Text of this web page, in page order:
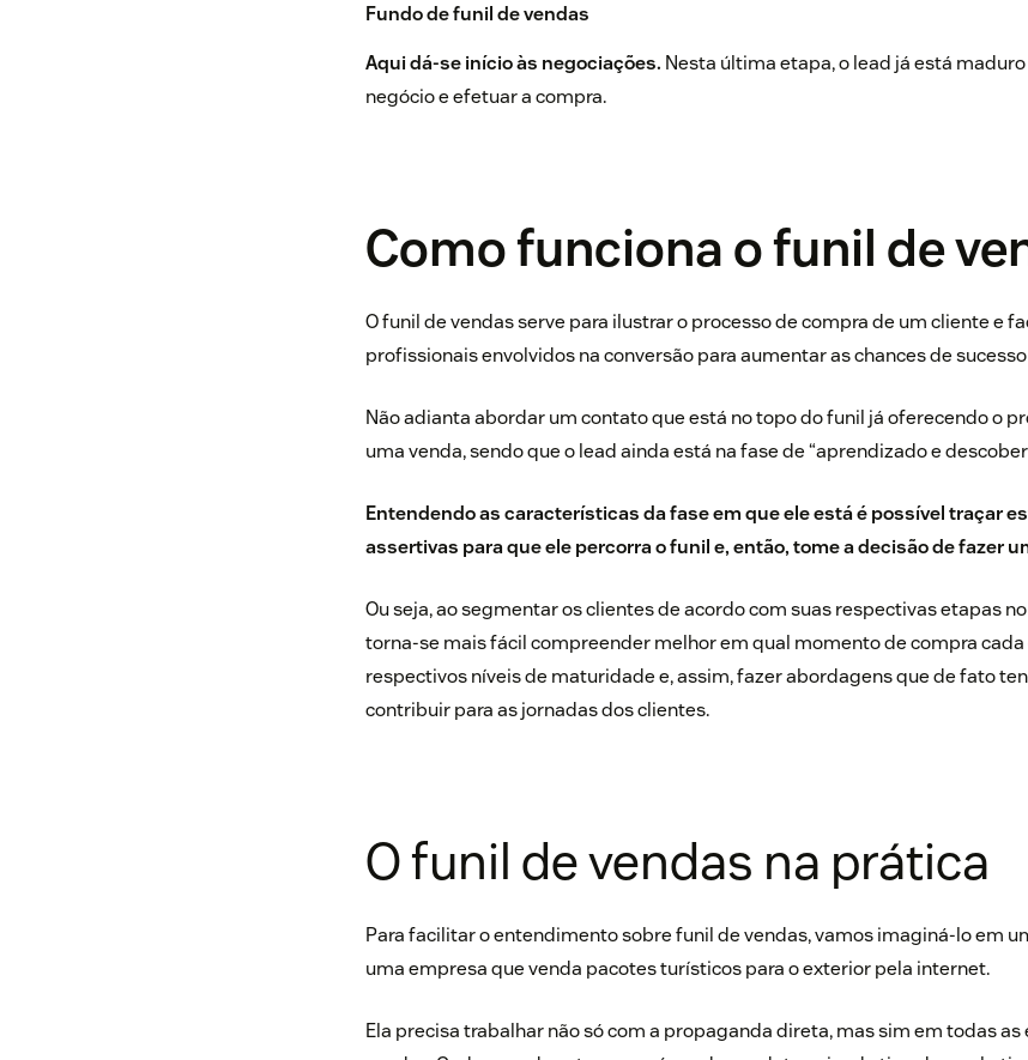
Fundo de funil de vendas
Aqui dá-se início às negociações. Nesta última etapa, o lead já está
negócio e efetuar a compra.
Como funciona o funil de
O funil de vendas serve para ilustrar o processo de compra de um cliente e
profissionais envolvidos na conversão para aumentar as chances de
Não adianta abordar um contato que está no topo do funil já oferecendo o
uma venda, sendo que o lead ainda está na fase de “aprendizado e
Entendendo as características da fase em que ele está é possível traçar
assertivas para que ele percorra o funil e, então, tome a decisão de fazer
Ou seja, ao segmentar os clientes de acordo com suas respectivas etapas
torna-se mais fácil compreender melhor em qual momento de compra
respectivos níveis de maturidade e, assim, fazer abordagens que de fato
contribuir para as jornadas dos clientes.
O funil de vendas na prática
Para facilitar o entendimento sobre funil de vendas, vamos imaginá-lo em
uma empresa que venda pacotes turísticos para o exterior pela internet.
Ela precisa trabalhar não só com a propaganda direta, mas sim em todas